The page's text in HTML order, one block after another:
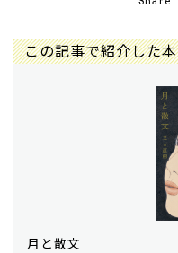
この記事で紹介した本
月と散文